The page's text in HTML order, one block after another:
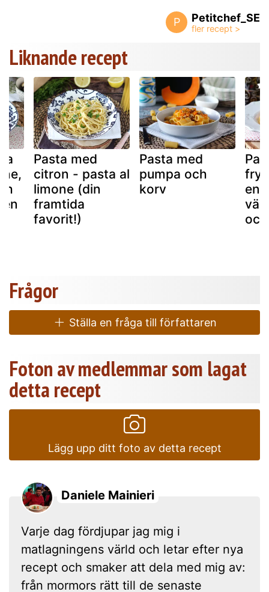
P Petitchef_SE
Liknande recept
Pasta med
citron - pasta al
limone (din
framtida
favorit!)
Pasta med
pumpa och
korv
en
Frågor
Ställa en fråga till författaren
Foton av medlemmar som lagat
detta recept
Lägg upp ditt foto av detta recept
Daniele Mainieri
Varje dag fördjupar jag mig i
matlagningens värld och letar efter nya
recept och smaker att dela med mig av:
från mormors rätt till de senaste